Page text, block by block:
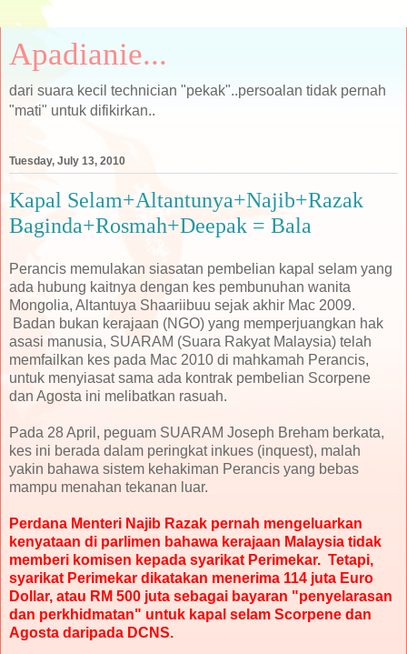
Apadianie...
dari suara kecil technician "pekak"..persoalan tidak pernah
"mati" untuk difikirkan..
Tuesday, July 13, 2010
Kapal Selam+Altantunya+Najib+Razak
Baginda+Rosmah+Deepak = Bala
Perancis memulakan siasatan pembelian kapal selam yang
ada hubung kaitnya dengan kes pembunuhan wanita
Mongolia, Altantuya Shaariibuu sejak akhir Mac 2009.
Badan bukan kerajaan (NGO) yang memperjuangkan hak
asasi manusia, SUARAM (Suara Rakyat Malaysia) telah
memfailkan kes pada Mac 2010 di mahkamah Perancis,
untuk menyiasat sama ada kontrak pembelian Scorpene
dan Agosta ini melibatkan rasuah.
Pada 28 April, peguam SUARAM Joseph Breham berkata,
kes ini berada dalam peringkat inkues (inquest), malah
yakin bahawa sistem kehakiman Perancis yang bebas
mampu menahan tekanan luar.
Perdana Menteri Najib Razak pernah mengeluarkan
kenyataan di parlimen bahawa kerajaan Malaysia tidak
memberi komisen kepada syarikat Perimekar. Tetapi,
syarikat Perimekar dikatakan menerima 114 juta Euro
Dollar, atau RM 500 juta sebagai bayaran "penyelarasan
dan perkhidmatan" untuk kapal selam Scorpene dan
Agosta daripada DCNS.